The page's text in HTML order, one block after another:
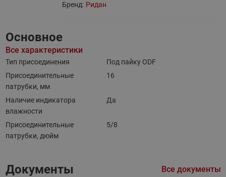
Бренд: Ридан
Основное
Все характеристики
Тип присоединения
Под пайку ODF
Присоединительные
патрубки, мм
16
Наличие индикатора
влажности
Да
Присоединительные
патрубки, дюйм
5/8
Документы Все документы